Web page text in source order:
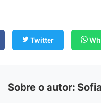
Twitter
Sobre o autor: